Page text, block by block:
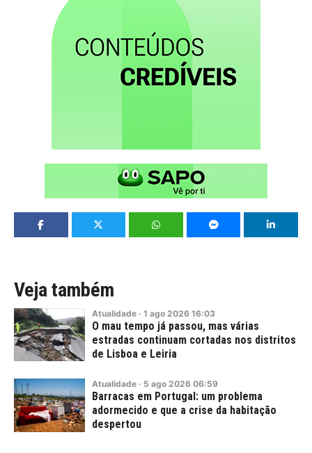
Veja também
Atualidade · 1 ago 2026 16:03
O mau tempo já passou, mas várias
estradas continuam cortadas nos distritos
de Lisboa e Leiria
Atualidade · 5 ago 2026 06:59
Barracas em Portugal: um problema
adormecido e que a crise da habitação
despertou